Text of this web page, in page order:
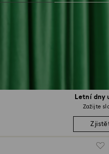
Letní dny
Zažijte